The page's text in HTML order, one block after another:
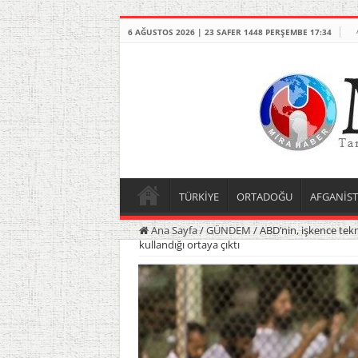
6 AĞUSTOS 2026 | 23 SAFER 1448 PERŞEMBE 17:34
TÜRKİYE ORTADOĞU
Ana Sayfa/GÜNDEM /ABD’nin, işkence
kullandığı ortaya çıktı